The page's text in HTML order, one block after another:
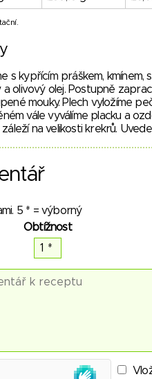
s kypřícím práškem, kmínem,
a olivový olej. Postupně
mouky. Plech vyložíme
vále vyválíme placku a
záleží na velikosti krekrů.
5 * = výborný
Obtížnost